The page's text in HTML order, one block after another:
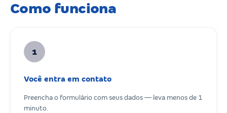
Como funciona
1
Você entra em contato
Preencha o formulário com seus dados — leva menos de 1
minuto.